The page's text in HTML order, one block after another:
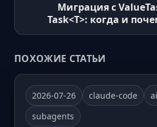
Миграция с
Task<T>: когда и
ПОХОЖИЕ СТАТЬИ
2026-07-26 claude-code
subagents